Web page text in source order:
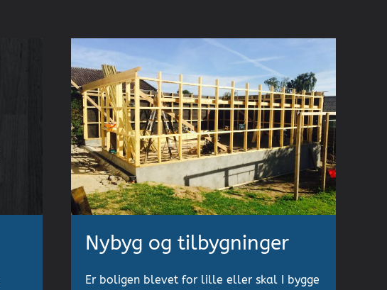
Nybyg og tilbygninger
Er boligen blevet for lille eller skal I bygge